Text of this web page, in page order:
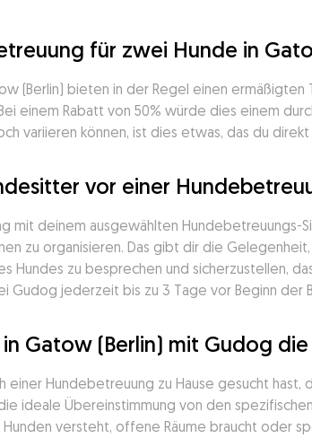
für zwei Hunde in
(Berlin) bieten in der Regel einen ermäßigten
einem Rabatt von 50% würde dies einem
variieren können, ist dies etwas, das du
vor einer
mit deinem ausgewählten
zu organisieren. Das gibt dir die
Hundes zu besprechen und sicherzustellen,
Gudog jederzeit bis zu 3 Tage vor Beginn
Gatow (Berlin) mit Gudog
einer Hundebetreuung zu Hause gesucht
ideale Übereinstimmung von den
versteht, offene Räume braucht oder